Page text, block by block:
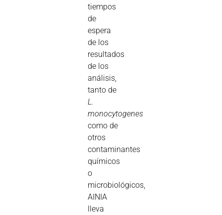
tiempos
de
espera
de los
resultados
de los
análisis,
tanto de
L.
monocytogenes
como de
otros
contaminantes
químicos
o
microbiológicos,
AINIA
lleva